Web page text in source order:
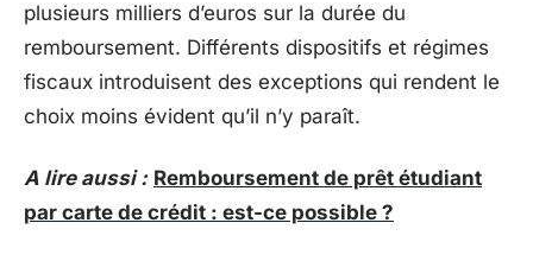
plusieurs milliers d’euros sur la durée du
remboursement. Différents dispositifs et régimes
fiscaux introduisent des exceptions qui rendent le
choix moins évident qu’il n’y paraît.
A lire aussi : Remboursement de prêt étudiant
par carte de crédit : est-ce possible ?